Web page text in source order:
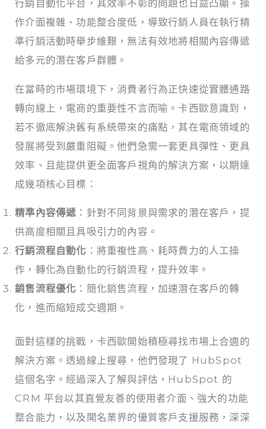
行銷自動化平台，其效率不彰的問題也日益凸顯。操
作介面複雜、功能整合度低，導致行銷人員在執行精
準行銷活動時舉步維艱，無法有效地將相關內容傳遞
給多元的潛在客戶群體。
在當時的市場環境下，消費者行為正快速從實體通路
轉向線上，電商的重要性不言而喻。卡西歐意識到，
若不徹底解決舊有系統帶來的痛點，其在電商領域的
發展將受到嚴重阻礙。他們急需一套更具彈性、更具
效率、且能提供更全面客戶視角的解決方案，以期達
成幾項核心目標：
精準內容傳遞 ：針對不同背景與需求的潛在客戶，提
供高度相關且具吸引力的內容。
行銷流程自動化 ：將重複性高、耗時費力的人工操
作，轉化為自動化的行銷流程，提升效率。
銷售流程優化 ：簡化銷售流程，加速潛在客戶的轉
化，進而縮短成交週期。
面對這樣的挑戰，卡西歐開始積極尋找市場上合適的
解決方案。透過線上搜尋，他們發現了 HubSpot
這個名字。經過深入了解與評估，HubSpot 的
CRM 平台以其直覺友善的使用者介面、強大的功能
整合能力，以及聞名業界的優質客戶支援服務，深深